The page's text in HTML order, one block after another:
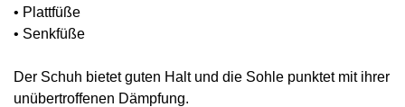
• Plattfüße
• Senkfüße
Der Schuh bietet guten Halt und die Sohle punktet mit ihrer
unübertroffenen Dämpfung.